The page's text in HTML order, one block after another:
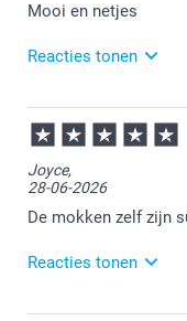
Mooi en netjes
Reacties tonen
17-07-2026
15:55
Bedankt voor
Joyce,
28-06-2026
De mokken zelf zijn
Reacties tonen
29-06-2026